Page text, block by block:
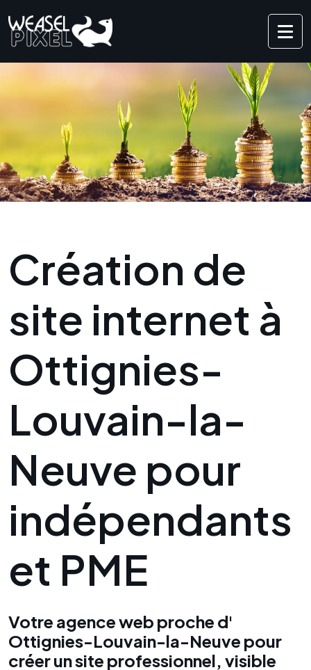
Création de
site internet à
Ottignies-
Louvain-la-
Neuve pour
indépendants
et PME
Votre agence web proche d'
Ottignies-Louvain-la-Neuve pour
créer un site professionnel, visible